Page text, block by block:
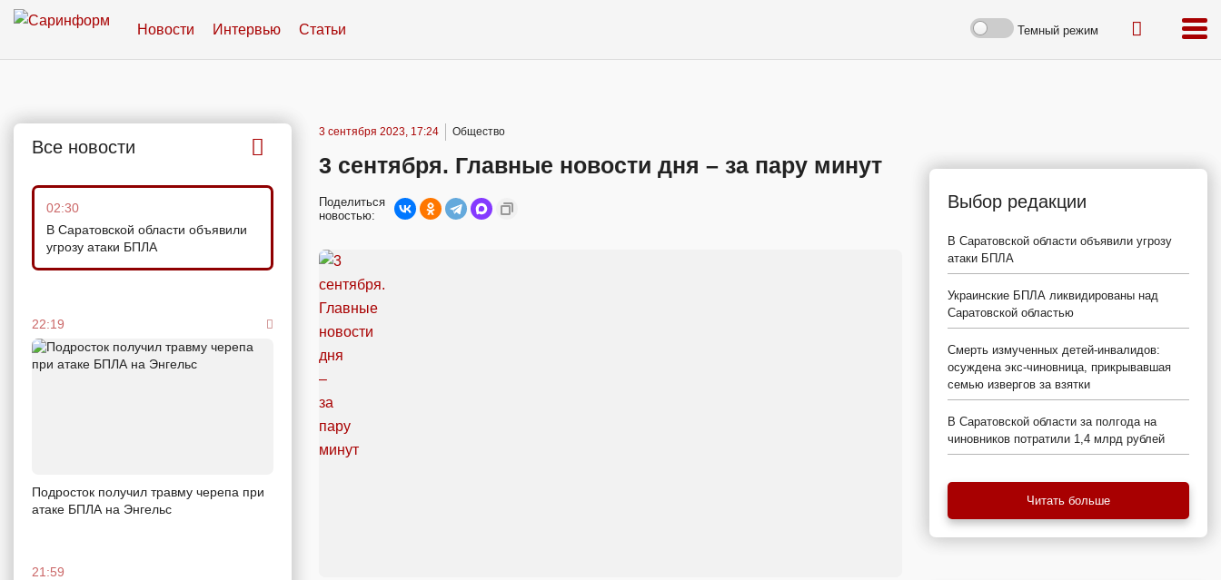
Новости Интервью Статьи Темный режим
Все новости
02:30
В Саратовской области объявили
угрозу атаки БПЛА
22:19
Подросток получил травму черепа при
атаке БПЛА на Энгельс
21:59
3 сентября 2023, 17:24 Общество
3 сентября. Главные новости дня – за пару минут
Поделиться
новостью:
Выбор редакции
В Саратовской области объявили угрозу
атаки БПЛА
Украинские БПЛА ликвидированы над
Саратовской областью
Смерть измученных детей-инвалидов:
осуждена экс-чиновница, прикрывавшая
семью извергов за взятки
В Саратовской области за полгода на
чиновников потратили 1,4 млрд рублей
Читать больше